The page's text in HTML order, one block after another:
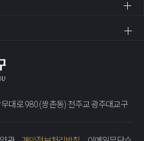
대로 980 (쌍촌동) 천주교 광주대교구